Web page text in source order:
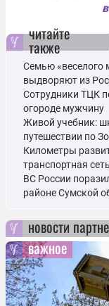
читайте
также
Семью «веселого
выдворяют из
Сотрудники ТЦК
огороде мужчину
Живой учебник:
путешествии по
Километры
транспортная сеть
ВС России
районе Сумской
новости
важное